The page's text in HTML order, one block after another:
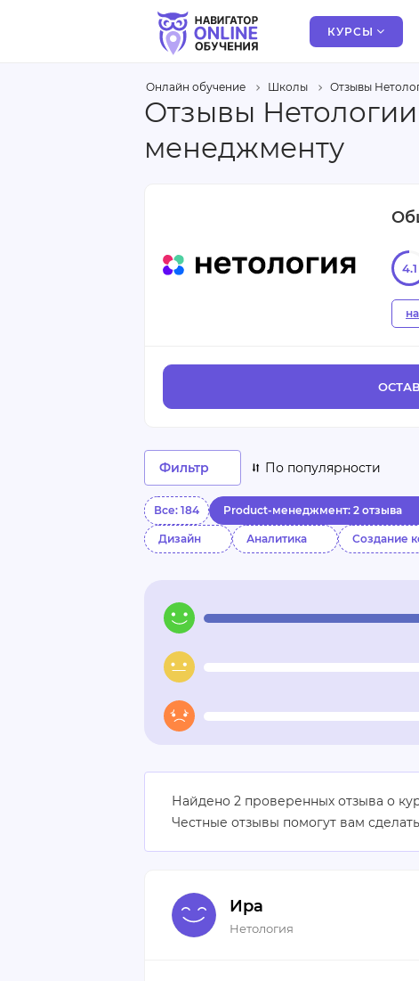
КУРСЫ
Онлайн обучение Школы Отзывы
Отзывы
менеджменту
Найдено 2 проверенных отзыва о
Честные отзывы помогут вам
Ира
Нетология
4.1
Фильтр По популярности
Все: 184 Product-менеджмент: 2 отзыва
Дизайн Аналитика Создание